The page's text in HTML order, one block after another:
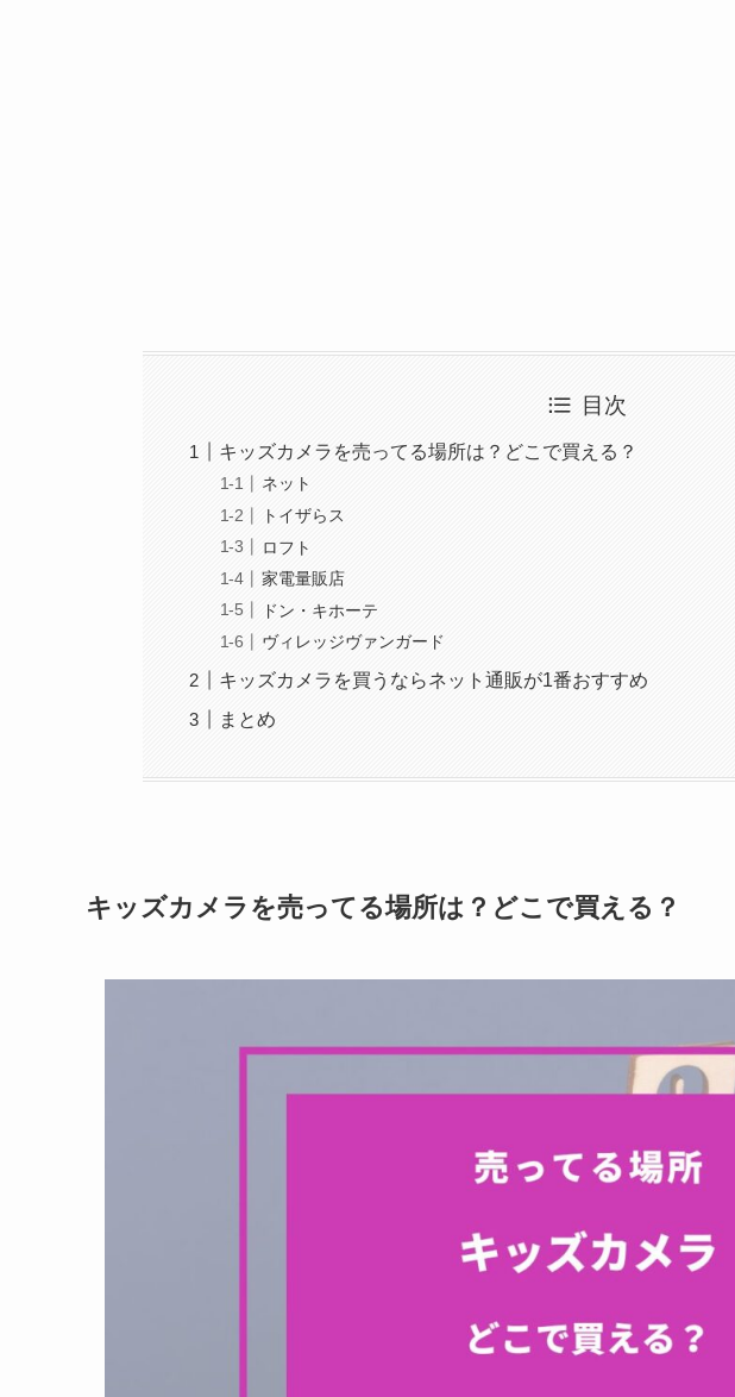
目次
キッズカメラを売ってる場所は？どこで買える？
ネット
トイザらス
ロフト
家電量販店
ドン・キホーテ
ヴィレッジヴァンガード
キッズカメラを買うならネット通販が1番おすすめ
まとめ
キッズカメラを売ってる場所は？どこで買える？